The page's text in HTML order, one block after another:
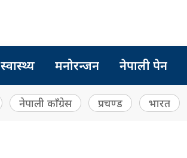
स्वास्थ्य मनोरन्जन नेपाली पेन
नेपाली काँग्रेस प्रचण्ड भारत